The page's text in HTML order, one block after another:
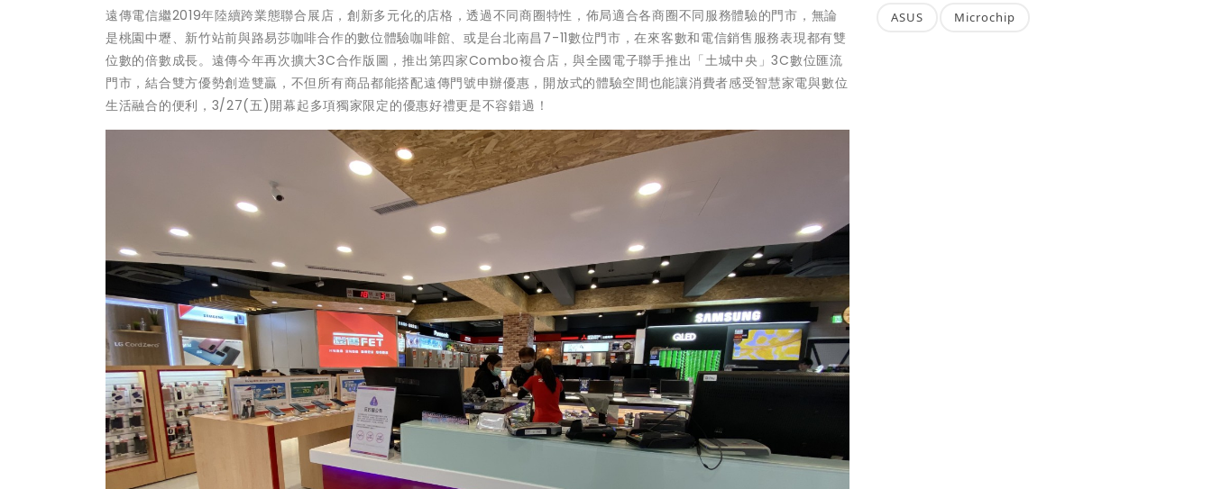
遠傳電信繼2019年陸續跨業態聯合展店，創新多元化的店格，透過不同商圈特性，佈局適合各商圈不同服務體驗的門市，無論
是桃園中壢、新竹站前與路易莎咖啡合作的數位體驗咖啡館、或是台北南昌7-11數位門市，在來客數和電信銷售服務表現都有雙
位數的倍數成長。遠傳今年再次擴大3C合作版圖，推出第四家Combo複合店，與全國電子聯手推出「土城中央」3C數位匯流
門市，結合雙方優勢創造雙贏，不但所有商品都能搭配遠傳門號申辦優惠，開放式的體驗空間也能讓消費者感受智慧家電與數位
生活融合的便利，3/27(五)開幕起多項獨家限定的優惠好禮更是不容錯過！
ASUS Microchip